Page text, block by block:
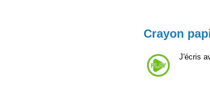
Crayon
J'écris